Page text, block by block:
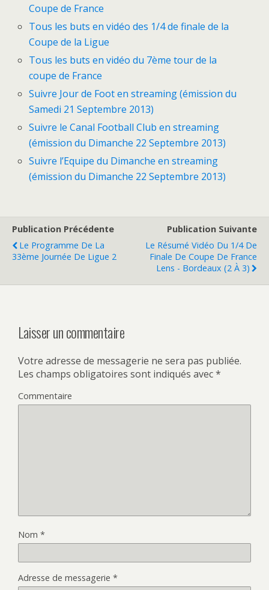
Coupe de France
Tous les buts en vidéo des 1/4 de finale de la
Coupe de la Ligue
Tous les buts en vidéo du 7ème tour de la
coupe de France
Suivre Jour de Foot en streaming (émission du
Samedi 21 Septembre 2013)
Suivre le Canal Football Club en streaming
(émission du Dimanche 22 Septembre 2013)
Suivre l’Equipe du Dimanche en streaming
(émission du Dimanche 22 Septembre 2013)
Publication Précédente
Le Programme De La
33ème Journée De Ligue 2
Publication Suivante
Le Résumé Vidéo Du 1/4 De
Finale De Coupe De France
Lens - Bordeaux (2 À 3)
Laisser un commentaire
Votre adresse de messagerie ne sera pas publiée.
Les champs obligatoires sont indiqués avec*
Commentaire
Nom *
Adresse de messagerie *